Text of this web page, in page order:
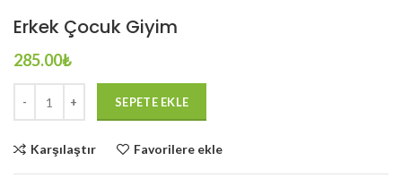
Erkek Çocuk Giyim
285.00₺
SEPETE EKLE
Karşılaştır Favorilere ekle